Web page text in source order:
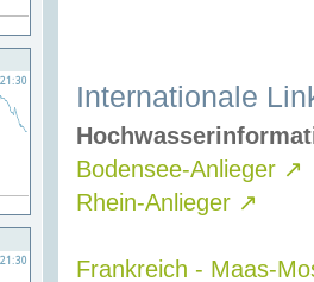
Internationale
Bodensee-Anlieger ↗
Rhein-Anlieger ↗
Frankreich - Maas-